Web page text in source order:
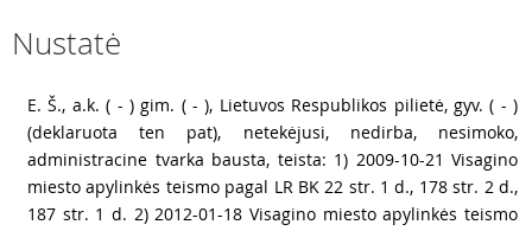
Nustatė
E. Š., a.k. ( - ) gim. ( - ), Lietuvos Respublikos pilietė, gyv. ( - )
(deklaruota ten pat), netekėjusi, nedirba, nesimoko,
administracine tvarka bausta, teista: 1) 2009-10-21 Visagino
miesto apylinkės teismo pagal LR BK 22 str. 1 d., 178 str. 2 d.,
187 str. 1 d. 2) 2012-01-18 Visagino miesto apylinkės teismo